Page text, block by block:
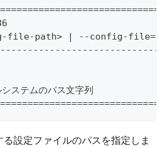
file-path> | --config-
ステムのパス文字列
設定ファイルのパスを指定しま